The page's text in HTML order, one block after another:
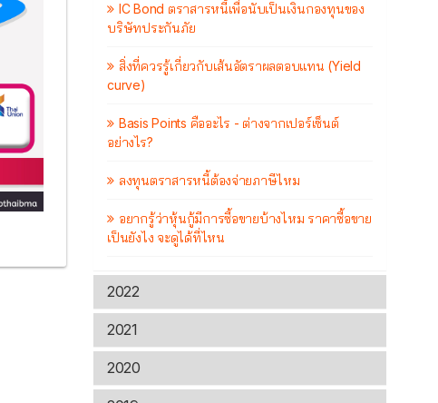
IC Bond ตราสารหนี้เพื่อนับเป็นเงินกองทุนของ
บริษัทประกันภัย
สิ่งที่ควรรู้เกี่ยวกับเส้นอัตราผลตอบแทน (Yield
curve)
Basis Points คืออะไร - ต่างจากเปอร์เซ็นต์
อย่างไร?
ลงทุนตราสารหนี้ต้องจ่ายภาษีไหม
อยากรู้ว่าหุ้นกู้มีการซื้อขายบ้างไหม ราคาซื้อขาย
เป็นยังไง จะดูได้ที่ไหน
2022
2021
2020